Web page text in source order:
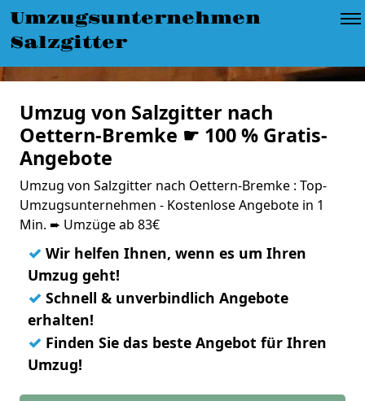
Umzugsunternehmen
Salzgitter
Umzug von Salzgitter nach
Oettern-Bremke ☛ 100 % Gratis-
Angebote
Umzug von Salzgitter nach Oettern-Bremke : Top-
Umzugsunternehmen - Kostenlose Angebote in 1
Min. ➨ Umzüge ab 83€
✓ Wir helfen Ihnen, wenn es um Ihren
Umzug geht!
✓ Schnell & unverbindlich Angebote
erhalten!
✓ Finden Sie das beste Angebot für Ihren
Umzug!